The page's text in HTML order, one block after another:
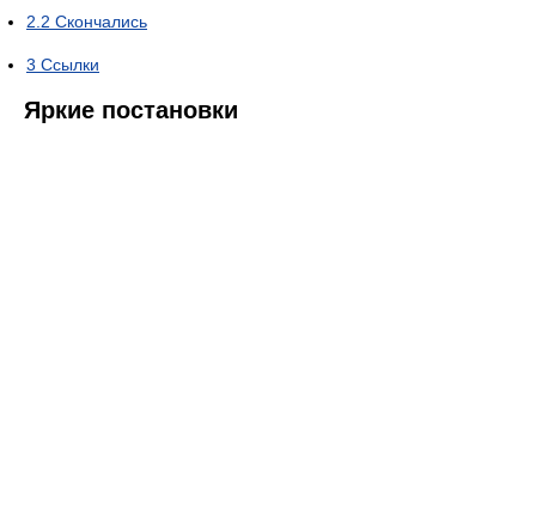
2.2 Скончались
3 Ссылки
Яркие постановки